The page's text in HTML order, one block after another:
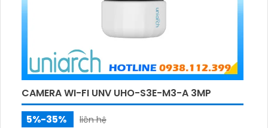
CAMERA WI-FI UNV UHO-S3E-M3-A 3MP
5%-35%
liên hệ